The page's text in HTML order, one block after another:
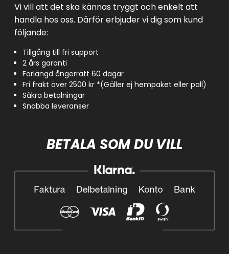
Vi vill att det ska kännas tryggt och enkelt att
handla hos oss. Därför erbjuder vi dig som kund
följande:
Tillgång till fri support
2 års garanti
Förlängd ångerrätt 60 dagar
Fri frakt över 2500 kr *(Gäller ej hempaket eller pall)
Säkra betalningar
Snabba leveranser
BETALA SOM DU VILL